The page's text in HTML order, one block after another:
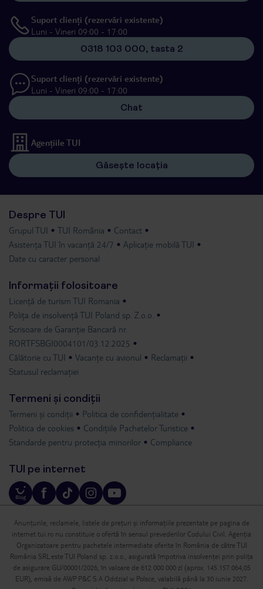
Suport clienți (rezervări existente)
Luni - Vineri 09:00 - 17:00
0318 103 000, tasta 2
Suport clienți (rezervări existente)
Luni - Vineri 09:00 - 17:00
Chat
Agențiile TUI
Găsește locația
Despre TUI
Grupul TUI TUI România
Contact
Asistența TUI în vacanță 24/7
Aplicație mobilă TUI
Date cu caracter personal
Informații folositoare
Licență de turism TUI Romania
Polița de insolvență TUI Poland sp. Z.o.o.
Scrisoare de Garanție Bancară nr.
RORTFSBGI0004101/03.12.2025
Călătorie cu TUI
Vacanțe cu avionul
Reclamații
Statusul reclamației
Termeni și condiții
Termeni și condiții
Politica de confidențialitate
Politica de cookies
Condițiile Pachetelor Turistice
Standarde pentru protecția minorilor
Compliance
TUI pe internet
Anunțurile, reclamele, listele de prețuri și informațiile prezentate pe pagina de
internet tui.ro nu constituie o ofertă în sensul prevederilor Codului Civil. Agenția
Organizatoare pentru pachetele intermediate oferite în România de către TUI
România SRL este TUI Poland sp. z.o.o., asigurată împotriva insolvenței prin polița
de asigurare GU/00001/2026, în valoare de 612 000 000 zl (aprox. 145.157.064,05
EUR), emisă de AWP P&C S.A Oddzial w Polsce, valabilă până la 30 iunie 2027.